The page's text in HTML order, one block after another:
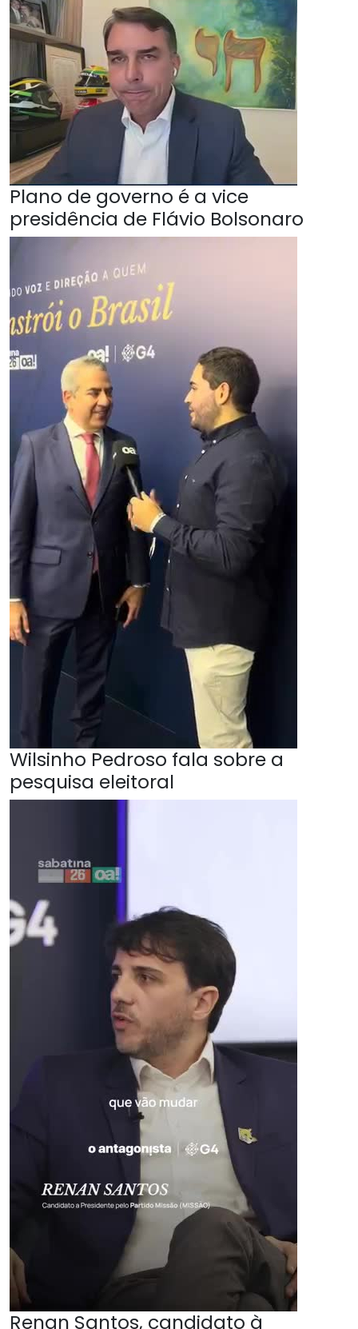
Plano de governo é a vice
presidência de Flávio Bolsonaro
Wilsinho Pedroso fala sobre a
pesquisa eleitoral
Renan Santos, candidato à